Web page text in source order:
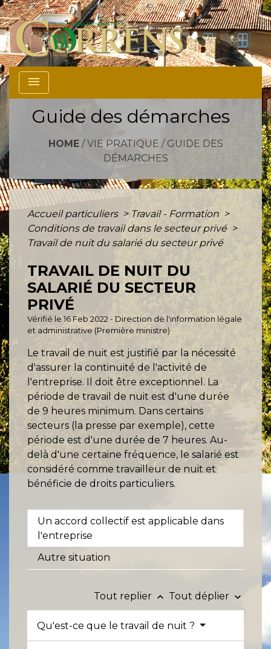
menu
Guide des démarches
HOME/ VIE PRATIQUE / GUIDE DES
DÉMARCHES
Accueil particuliers > Travail - Formation >
Conditions de travail dans le secteur privé >
Travail de nuit du salarié du secteur privé
TRAVAIL DE NUIT DU
SALARIÉ DU SECTEUR
PRIVÉ
Vérifié le 16 Feb 2022 - Direction de l'information légale
et administrative (Première ministre)
Le travail de nuit est justifié par la nécessité
d'assurer la continuité de l'activité de
l'entreprise. Il doit être exceptionnel. La
période de travail de nuit est d'une durée
de 9 heures minimum. Dans certains
secteurs (la presse par exemple), cette
période est d'une durée de 7 heures. Au-
delà d'une certaine fréquence, le salarié est
considéré comme travailleur de nuit et
bénéficie de droits particuliers.
Un accord collectif est applicable dans
l'entreprise
Autre situation
Tout replier keyboard_arrow_up Tout déplier keyboard_arrow_down
Qu'est-ce que le travail de nuit ?